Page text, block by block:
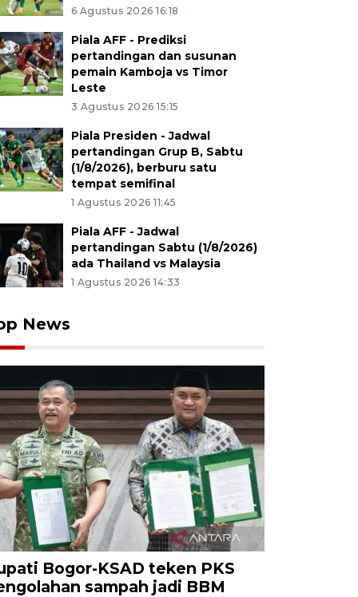
6 Agustus 2026 16:18
Piala AFF - Prediksi
pertandingan dan susunan
pemain Kamboja vs Timor
Leste
3 Agustus 2026 15:15
Piala Presiden - Jadwal
pertandingan Grup B, Sabtu
(1/8/2026), berburu satu
tempat semifinal
1 Agustus 2026 11:45
Piala AFF - Jadwal
pertandingan Sabtu (1/8/2026)
ada Thailand vs Malaysia
1 Agustus 2026 14:33
News
Bogor-KSAD teken PKS
sampah jadi BBM